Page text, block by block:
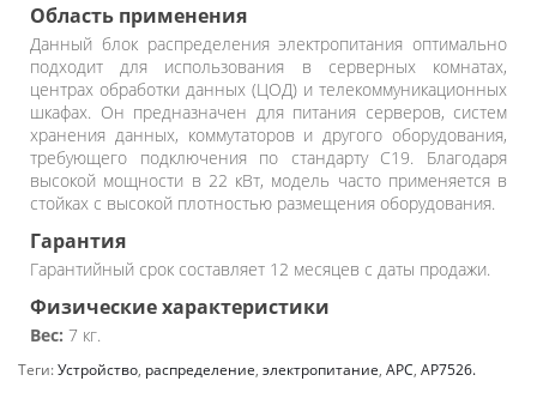
Область применения
Данный блок распределения электропитания оптимально
подходит для использования в серверных комнатах,
центрах обработки данных (ЦОД) и телекоммуникационных
шкафах. Он предназначен для питания серверов, систем
хранения данных, коммутаторов и другого оборудования,
требующего подключения по стандарту C19. Благодаря
высокой мощности в 22 кВт, модель часто применяется в
стойках с высокой плотностью размещения оборудования.
Гарантия
Гарантийный срок составляет 12 месяцев с даты продажи.
Физические характеристики
Вес: 7 кг.
Теги:Устройство, распределение, электропитание, APC, AP7526.